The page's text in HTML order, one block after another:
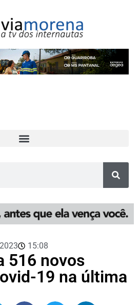
15:08
516 novos
19 na última